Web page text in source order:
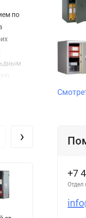
по
от
Flock
›
+7
Отдел